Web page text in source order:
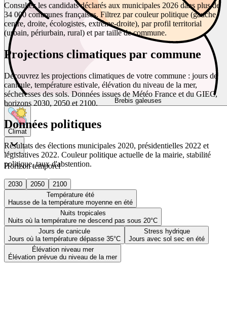
Brebis galeuses
Climat
Horizon temporel
2030 2050
2100
Température été
Hausse de la température moyenne en été
Nuits tropicales
Nuits où la température ne descend pas sous 20°C
Jours de canicule
Jours où la température dépasse 35°C
Stress hydrique
Jours avec sol sec en été
Élévation niveau mer
Élévation prévue du niveau de la mer
Consultez les candidats déclarés aux municipales 2026 dans plus de
34 000 communes françaises. Filtrez par couleur politique (gauche,
centre, droite, écologistes, extrême-droite), par profil territorial
(urbain, périurbain, rural) et par taille de commune.
Projections climatiques par commune
Découvrez les projections climatiques de votre commune : jours de
canicule, température estivale, élévation du niveau de la mer,
sécheresses des sols. Données issues de Météo France et du GIEC,
horizons 2030, 2050 et 2100.
Données politiques
Résultats des élections municipales 2020, présidentielles 2022 et
législatives 2022. Couleur politique actuelle de la mairie, stabilité
politique, taux d'abstention.